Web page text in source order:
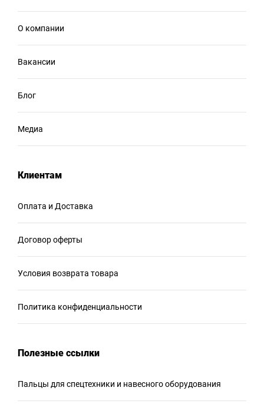
О компании
Вакансии
Блог
Медиа
Клиентам
Оплата и Доставка
Договор оферты
Условия возврата товара
Политика конфиденциальности
Полезные ссылки
Пальцы для спецтехники и навесного оборудования